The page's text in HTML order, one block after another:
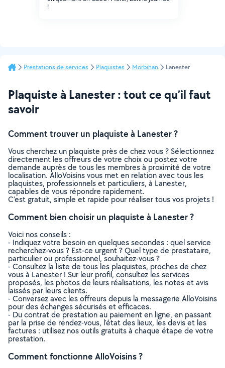
!
Prestations de services Plaquistes Morbihan Lanester
Plaquiste à Lanester : tout ce qu’il faut
savoir
Comment trouver un plaquiste à Lanester ?
Vous cherchez un plaquiste près de chez vous ? Sélectionnez
directement les offreurs de votre choix ou postez votre
demande auprès de tous les membres à proximité de votre
localisation. AlloVoisins vous met en relation avec tous les
plaquistes, professionnels et particuliers, à Lanester,
capables de vous répondre rapidement.
C’est gratuit, simple et rapide pour réaliser tous vos projets !
Comment bien choisir un plaquiste à Lanester ?
Voici nos conseils :
- Indiquez votre besoin en quelques secondes : quel service
recherchez-vous ? Est-ce urgent ? Quel type de prestataire,
particulier ou professionnel, souhaitez-vous ?
- Consultez la liste de tous les plaquistes, proches de chez
vous à Lanester ! Sur leur profil, consultez les services
proposés, les photos de leurs réalisations, les notes et avis
laissés par leurs clients.
- Conversez avec les offreurs depuis la messagerie AlloVoisins
pour des échanges sécurisés et efficaces.
- Du contrat de prestation au paiement en ligne, en passant
par la prise de rendez-vous, l’état des lieux, les devis et les
factures : utilisez nos outils gratuits à chaque étape de votre
prestation.
Comment fonctionne AlloVoisins ?